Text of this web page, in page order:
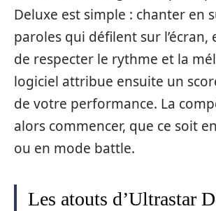
Deluxe est simple : chanter en
paroles qui défilent sur l’écran,
de respecter le rythme et la
logiciel attribue ensuite un
de votre performance. La
alors commencer, que ce soit
ou en mode battle.
Les atouts d’Ultrastar